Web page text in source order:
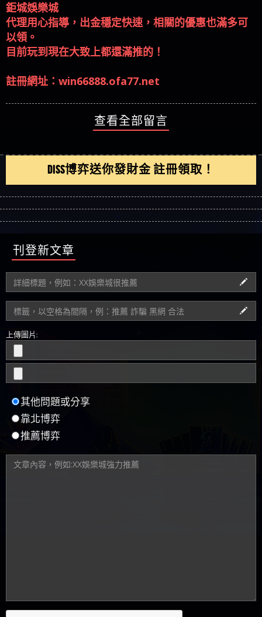
鉅城娛樂城
代理用心指導，出金穩定快速，相關的優惠也滿多可
以領。
目前玩到現在大致上都還滿推的！
註冊網址：win66888.ofa77.net
查看全部留言
DISS博弈送你發財金 註冊領取！
刊登新文章
上傳圖片:
其他問題或分享
靠北博弈
推薦博弈